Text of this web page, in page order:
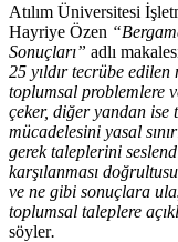
Atılım Üniversitesi
Hayriye Özen
Sonuçları” adlı
25 yıldır tecrübe
toplumsal problemlere
çeker, diğer yandan ise
mücadelesini yasal
gerek taleplerini
karşılanması
ve ne gibi sonuçlara
toplumsal taleplere
söyler.